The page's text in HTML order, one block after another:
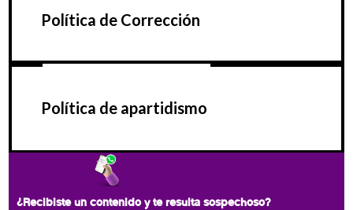
Política de Corrección
Política de apartidismo
¿Recibiste un contenido y te resulta sospechoso?